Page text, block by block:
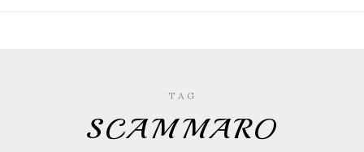
TAG
SCAMMARO